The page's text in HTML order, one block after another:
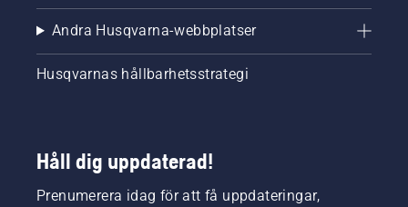
Andra Husqvarna-webbplatser
Husqvarnas hållbarhetsstrategi
Håll dig uppdaterad!
Prenumerera idag för att få uppdateringar,